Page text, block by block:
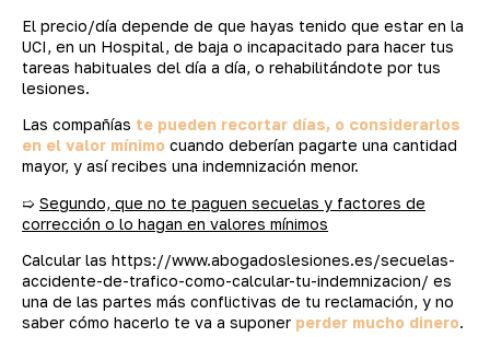
El precio/día depende de que hayas tenido que estar en la
UCI, en un Hospital, de baja o incapacitado para hacer tus
tareas habituales del día a día, o rehabilitándote por tus
lesiones.
Las compañías te pueden recortar días, o considerarlos
en el valor mínimo cuando deberían pagarte una cantidad
mayor, y así recibes una indemnización menor.
➯ Segundo, que no te paguen secuelas y factores de
corrección o lo hagan en valores mínimos
Calcular las https://www.abogadoslesiones.es/secuelas-
accidente-de-trafico-como-calcular-tu-indemnizacion/ es
una de las partes más conflictivas de tu reclamación, y no
saber cómo hacerlo te va a suponer perder mucho dinero.